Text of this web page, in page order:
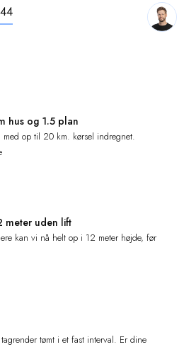
hus og 1.5 plan
op til 20 km. kørsel indregnet.
meter uden lift
kan vi nå helt op i 12 meter højde, før
tømt i et fast interval. Er dine